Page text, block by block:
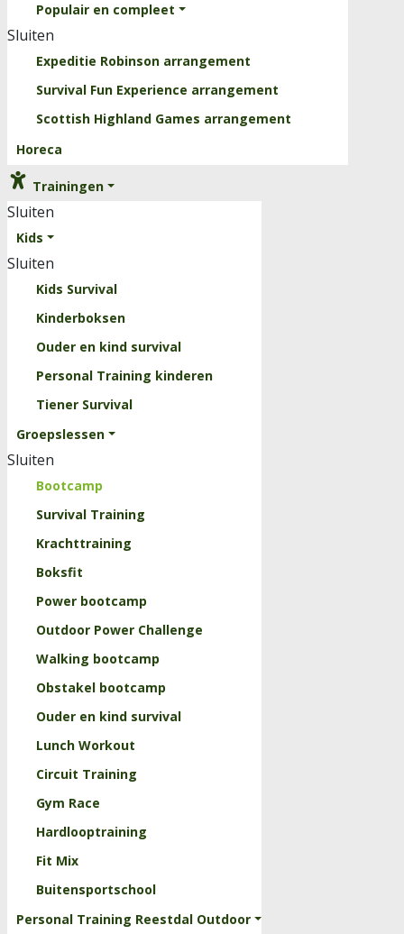
Populair en compleet
Sluiten
Expeditie Robinson arrangement
Survival Fun Experience arrangement
Scottish Highland Games arrangement
Horeca
Trainingen
Sluiten
Kids
Sluiten
Kids Survival
Kinderboksen
Ouder en kind survival
Personal Training kinderen
Tiener Survival
Groepslessen
Sluiten
Bootcamp
Survival Training
Krachttraining
Boksfit
Power bootcamp
Outdoor Power Challenge
Walking bootcamp
Obstakel bootcamp
Ouder en kind survival
Lunch Workout
Circuit Training
Gym Race
Hardlooptraining
Fit Mix
Buitensportschool
Personal Training Reestdal Outdoor